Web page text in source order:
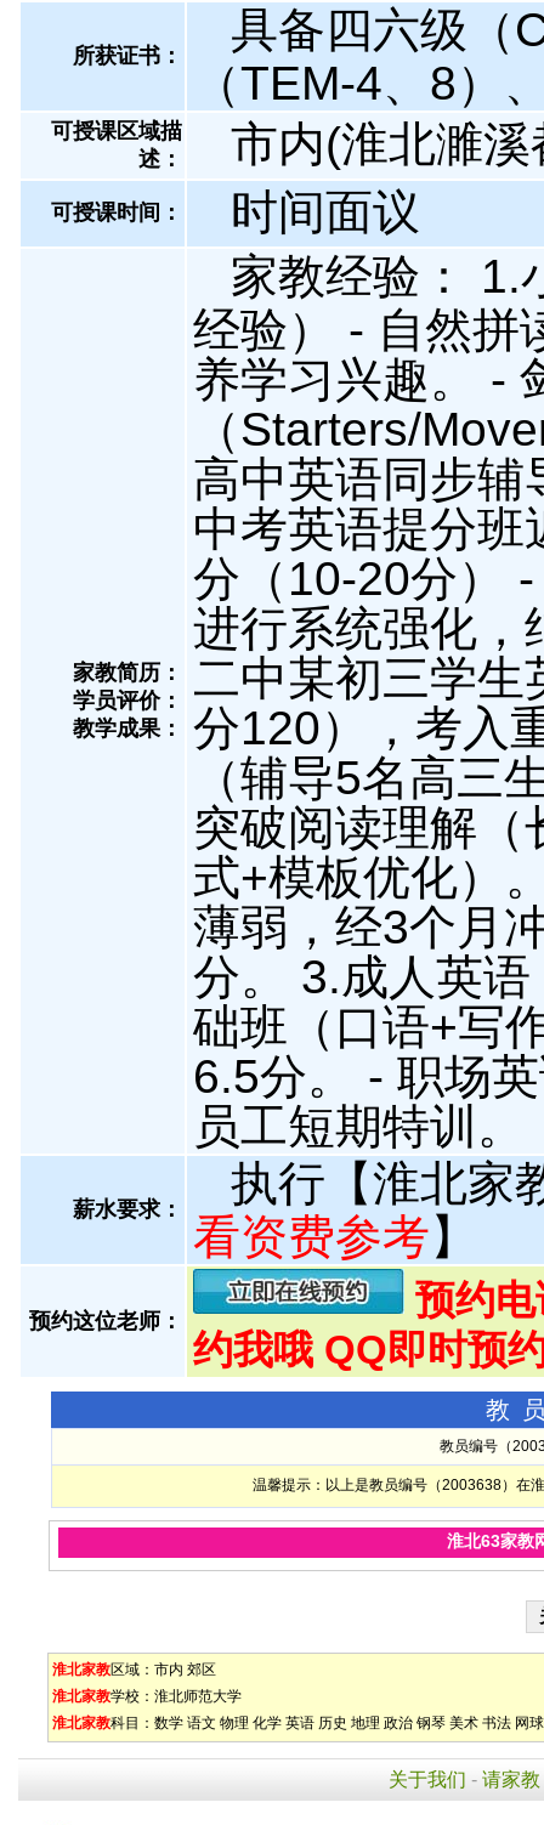
所获证书 ：
具备四六级（
（TEM-4、8）
可授课区域描
述：
市内(淮北濉溪
可授课时间： 时间面议
家教简历：
学员评价：
教学成果：
家教经验： 1.
经验） - 自然拼
养学习兴趣。 -
（Starters/
高中英语同步辅
中考英语提分
分（10-20分）
进行系统强化，
二中某初三学生
分120），考入
（辅导5名高三
突破阅读理解（
式+模板优化）
薄弱，经3个月
分。 3.成人英
础班（口语+写
6.5分。 - 职场
员工短期特训。
薪水要求：
执行【淮北家
看资费参考】
预约这位老师：
预约
约我哦 QQ即时预
教
教员编号（
温馨提示：以上是教员编号（2003638）在
淮北63家教
淮北家教区域： 市内 郊区
淮北家教学校： 淮北师范大学
淮北家教科目： 数学 语文 物理 化学 英语 历史 地理 政治 钢琴 美术 书法 网球
关于我们 - 请家教